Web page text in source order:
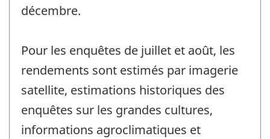
décembre.
Pour les enquêtes de juillet et août, les
rendements sont estimés par imagerie
satellite, estimations historiques des
enquêtes sur les grandes cultures,
informations agroclimatiques et